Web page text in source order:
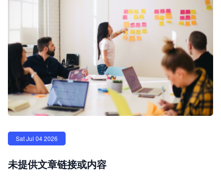
Sat Jul 04 2026
未提供文章链接或内容